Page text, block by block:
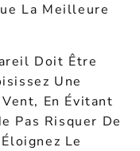
La Meilleure
Doit Être
Une
En Évitant
Pas Risquer De
Le